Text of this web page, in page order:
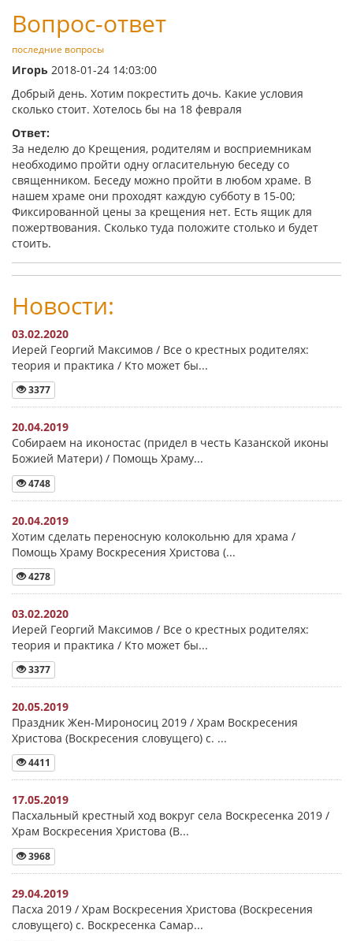
Вопрос-ответ
последние вопросы
Игорь 2018-01-24 14:03:00
Добрый день. Хотим покрестить дочь. Какие условия
сколько стоит. Хотелось бы на 18 февраля
Ответ:
За неделю до Крещения, родителям и восприемникам
необходимо пройти одну огласительную беседу со
священником. Беседу можно пройти в любом храме. В
нашем храме они проходят каждую субботу в 15-00;
Фиксированной цены за крещения нет. Есть ящик для
пожертвования. Сколько туда положите столько и будет
стоить.
Новости:
03.02.2020
Иерей Георгий Максимов / Все о крестных родителях:
теория и практика / Кто может бы...
3377
20.04.2019
Собираем на иконостас (придел в честь Казанской иконы
Божией Матери) / Помощь Храму...
4748
20.04.2019
Хотим сделать переносную колокольню для храма /
Помощь Храму Воскресения Христова (...
4278
03.02.2020
Иерей Георгий Максимов / Все о крестных родителях:
теория и практика / Кто может бы...
3377
20.05.2019
Праздник Жен-Мироносиц 2019 / Храм Воскресения
Христова (Воскресения словущего) с. ...
4411
17.05.2019
Пасхальный крестный ход вокруг села Воскресенка 2019 /
Храм Воскресения Христова (В...
3968
29.04.2019
Пасха 2019 / Храм Воскресения Христова (Воскресения
словущего) с. Воскресенка Самар...